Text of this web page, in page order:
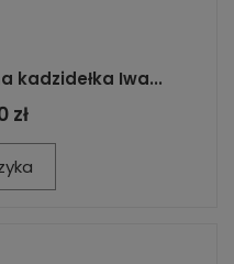
kadzidełka Iwa...
zł